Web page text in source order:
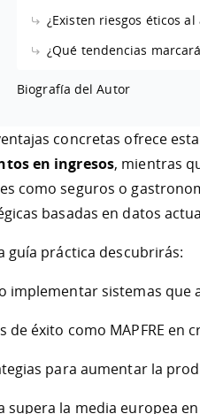
¿Existen riesgos éticos
¿Qué tendencias
Biografía del Autor
concretas ofrece
en ingresos, mientras
como seguros o
basadas en datos
guía práctica descubrirás:
implementar sistemas que
de éxito como MAPFRE
para aumentar la
supera la media europea